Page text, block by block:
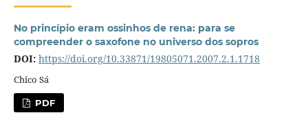
No princí­pio eram ossinhos de rena: para se
compreender o saxofone no universo dos sopros
DOI: https://doi.org/10.33871/19805071.2007.2.1.1718
Chico Sá
PDF